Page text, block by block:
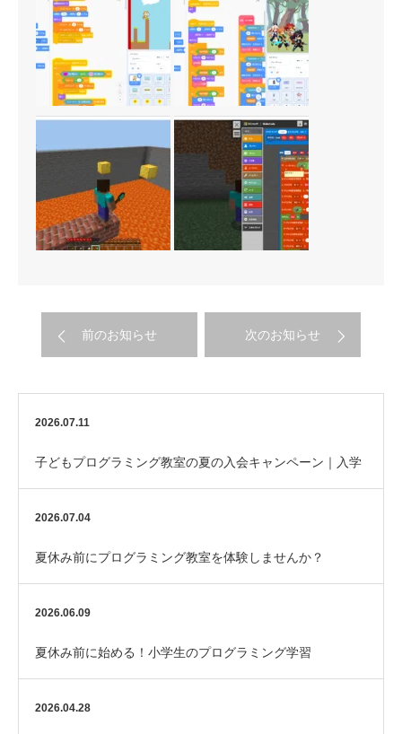
前のお知らせ 次のお知らせ
2026.07.11
子どもプログラミング教室の夏の入会キャンペーン｜入学
金半額
2026.07.04
夏休み前にプログラミング教室を体験しませんか？
2026.06.09
夏休み前に始める！小学生のプログラミング学習
2026.04.28